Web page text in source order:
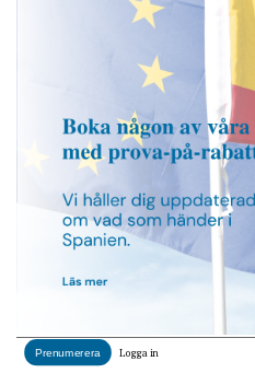
Prenumerera Logga in